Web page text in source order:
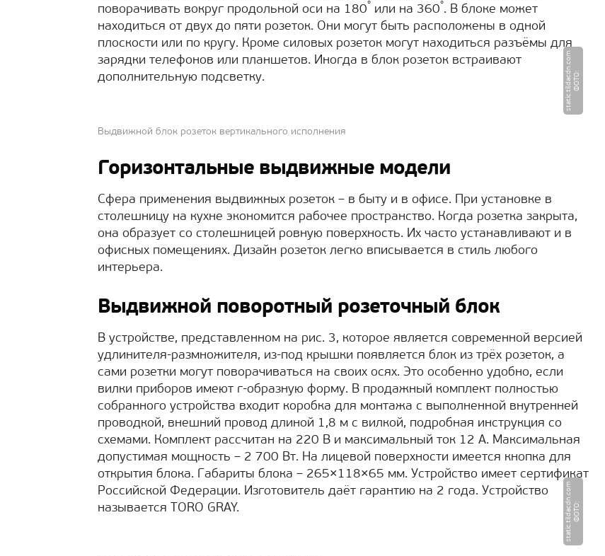
поворачивать вокруг продольной оси на 180° или на 360°. В блоке может
находиться от двух до пяти розеток. Они могут быть расположены в одной
плоскости или по кругу. Кроме силовых розеток могут находиться разъёмы для
зарядки телефонов или планшетов. Иногда в блок розеток встраивают
дополнительную подсветку.
Ф
О
Т
О
:
s
t
a
ti
c.
ti
l
d
a
c
d
n.
c
o
m
Выдвижной блок розеток вертикального исполнения
Горизонтальные выдвижные модели
Сфера применения выдвижных розеток – в быту и в офисе. При установке в
столешницу на кухне экономится рабочее пространство. Когда розетка закрыта,
она образует со столешницей ровную поверхность. Их часто устанавливают и в
офисных помещениях. Дизайн розеток легко вписывается в стиль любого
интерьера.
Выдвижной поворотный розеточный блок
В устройстве, представленном на рис. 3, которое является современной версией
удлинителя-размножителя, из-под крышки появляется блок из трёх розеток, а
сами розетки могут поворачиваться на своих осях. Это особенно удобно, если
вилки приборов имеют г-образную форму. В продажный комплект полностью
собранного устройства входит коробка для монтажа с выполненной внутренней
проводкой, внешний провод длиной 1,8 м с вилкой, подробная инструкция со
схемами. Комплект рассчитан на 220 В и максимальный ток 12 А. Максимальная
допустимая мощность – 2 700 Вт. На лицевой поверхности имеется кнопка для
открытия блока. Габариты блока – 265×118×65 мм. Устройство имеет сертификат
Российской Федерации. Изготовитель даёт гарантию на 2 года. Устройство
называется TORO GRAY.
Ф
О
Т
О
:
s
t
a
ti
c.
ti
l
d
a
c
d
n.
c
o
m